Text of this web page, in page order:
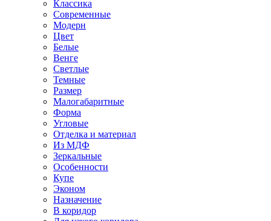
Классика
Современные
Модерн
Цвет
Белые
Венге
Светлые
Темные
Размер
Малогабаритные
Форма
Угловые
Отделка и материал
Из МДФ
Зеркальные
Особенности
Купе
Эконом
Назначение
В коридор